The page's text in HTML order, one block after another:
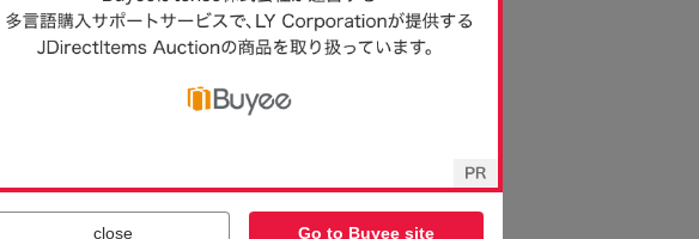
close Go to Buyee site